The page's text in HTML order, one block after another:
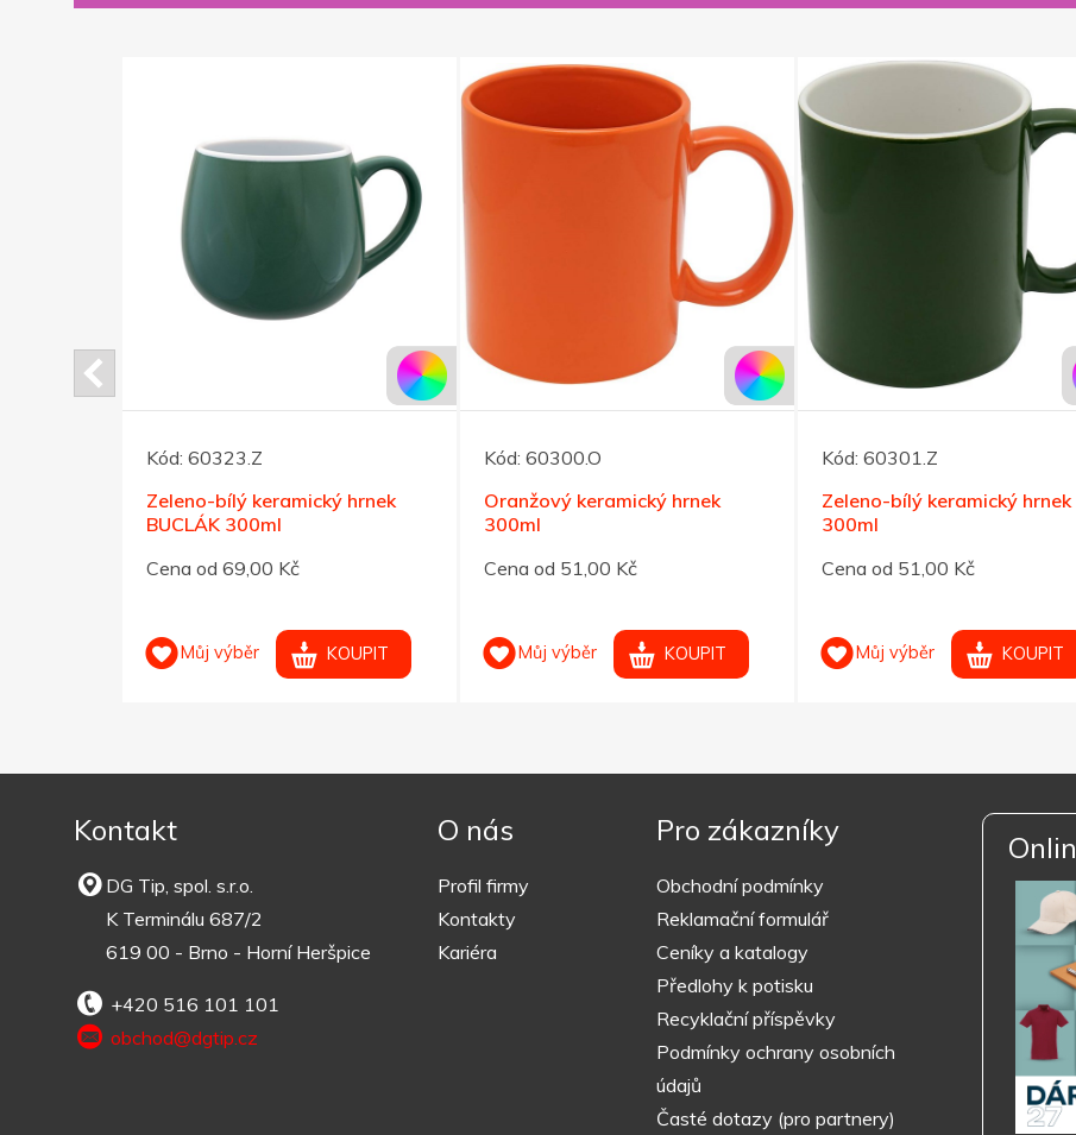
Kód: 60323.Z
Zeleno-bílý keramický hrnek
BUCLÁK 300ml
Cena od 69,00 Kč
Můj výběr KOUPIT
Kód: 60300.O
Oranžový keramický hrnek
300ml
Cena od 51,00 Kč
Můj výběr KOUPIT
Kód: 60301.Z
Zeleno-bílý keramický hrnek
300ml
Cena od 51,00 Kč
Můj výběr KOUPIT
Kontakt
DG Tip, spol. s.r.o.
K Terminálu 687/2
619 00 - Brno - Horní Heršpice
+420 516 101 101
obchod@dgtip.cz
O nás
Profil firmy
Kontakty
Kariéra
Pro zákazníky
Obchodní podmínky
Reklamační formulář
Ceníky a katalogy
Předlohy k potisku
Recyklační příspěvky
Podmínky ochrany osobních
údajů
Časté dotazy (pro partnery)